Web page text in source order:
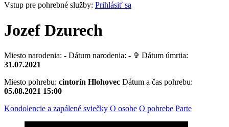
Vstup pre pohrebné služby: Prihlásiť sa
Jozef Dzurech
Miesto narodenia: - Dátum narodenia: - ✞ Dátum úmrtia:
31.07.2021
Miesto pohrebu: cintorín Hlohovec Dátum a čas pohrebu:
05.08.2021 15:00
Kondolencie a zapálené sviečky O osobe O pohrebe Parte